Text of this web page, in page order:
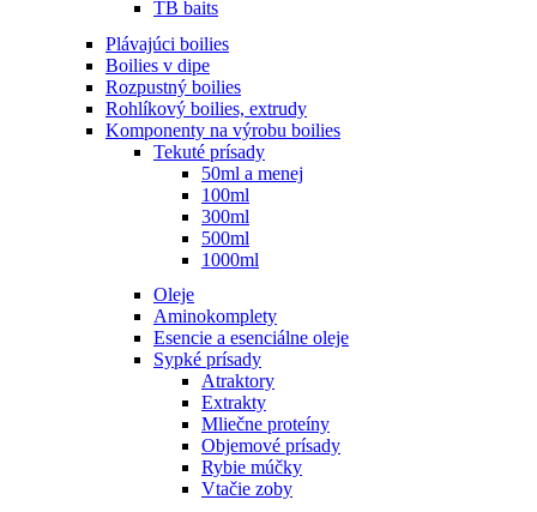
TB baits
Plávajúci boilies
Boilies v dipe
Rozpustný boilies
Rohlíkový boilies, extrudy
Komponenty na výrobu boilies
Tekuté prísady
50ml a menej
100ml
300ml
500ml
1000ml
Oleje
Aminokomplety
Esencie a esenciálne oleje
Sypké prísady
Atraktory
Extrakty
Mliečne proteíny
Objemové prísady
Rybie múčky
Vtačie zoby